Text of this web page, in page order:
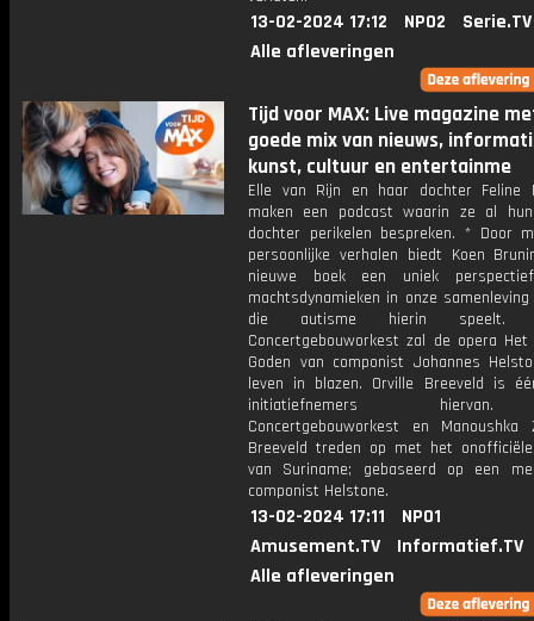
13-02-2024 17:12 NPO2
Serie.TV
Alle afleveringen
Tijd voor MAX: Live magazine
goede mix van nieuws,
kunst, cultuur en entertainme
Elle van Rijn en haar dochter Feline
maken een podcast waarin ze al
dochter perikelen bespreken. * Door
persoonlijke verhalen biedt Koen
nieuwe boek een uniek
machtsdynamieken in onze
die autisme hierin
Concertgebouworkest zal de opera
Goden van componist Johannes
leven in blazen. Orville Breeveld is
initiatiefnemers
Concertgebouworkest en Manoushka
Breeveld treden op met het
van Suriname; gebaseerd op een
componist Helstone.
13-02-2024 17:11
NPO1
Amusement.TV
Informatief.TV
Alle afleveringen